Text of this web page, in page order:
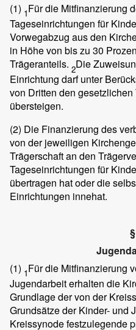
(1) 1Für die Mitfinanzierung
Tageseinrichtungen für
Vorwegabzug aus den
in Höhe von bis zu 30
Trägeranteils. 2Die
Einrichtung darf unter
von Dritten den
übersteigen.
(2) Die Finanzierung des
von der jeweiligen
Trägerschaft an den
Tageseinrichtungen für
übertragen hat oder die
Einrichtungen innehat.
(1) 1Für die Mitfinanzierung
Jugendarbeit erhalten die
Grundlage der von der
Grundsätze der Kinder- und
Kreissynode festzulegende